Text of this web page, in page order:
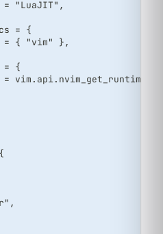
"LuaJIT",
= {
{ "vim" },
= {